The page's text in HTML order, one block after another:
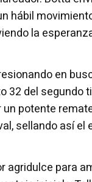
hábil
la
en
32 del segundo
potente
sellando así el
agridulce para